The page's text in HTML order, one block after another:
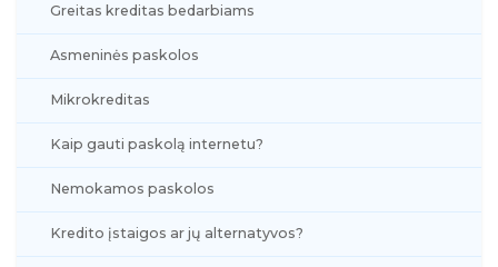
Greitas kreditas bedarbiams
Asmeninės paskolos
Mikrokreditas
Kaip gauti paskolą internetu?
Nemokamos paskolos
Kredito įstaigos ar jų alternatyvos?